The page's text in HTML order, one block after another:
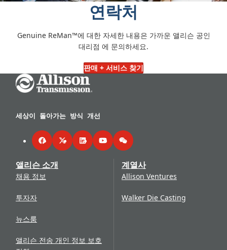
연락처
Genuine ReMan™에 대한 자세한 내용은 가까운 앨리슨 공인
대리점 에 문의하세요.
판매 + 서비스 찾기
Go Home
세상이 돌아가는 방식 개선
FacebookTwitterLinkedInYouTubeWeChat
앨리슨 소개
채용 정보
투자자
뉴스룸
앨리슨 전송 개인 정보 보호
계열사
Allison Ventures
Walker Die Casting